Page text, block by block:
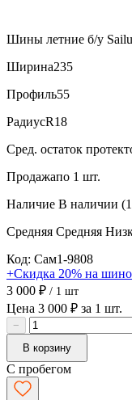
Шины летние б/у
Ширина235
Профиль55
РадиусR18
Сред. остаток
Продажапо 1 шт.
Наличие В наличии
Средняя Средняя
Код: Сам1-9808
+Скидка 20% на
3 000 ₽ / 1 шт
Цена 3 000 ₽ за 1 шт.
−
В корзину
С пробегом